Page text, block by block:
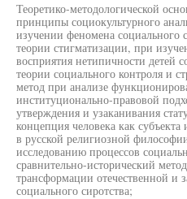
Теоретико-методологической
принципы социокультурного
изучении феномена социального
теории стигматизации, при
восприятия нетипичности детей
теории социального контроля и
метод при анализе
институционально-правовой
утверждения и узаканивания
концепция человека как
в русской религиозной
исследованию процессов
сравнительно-исторический
трансформации отечественной и
социального сиротства;